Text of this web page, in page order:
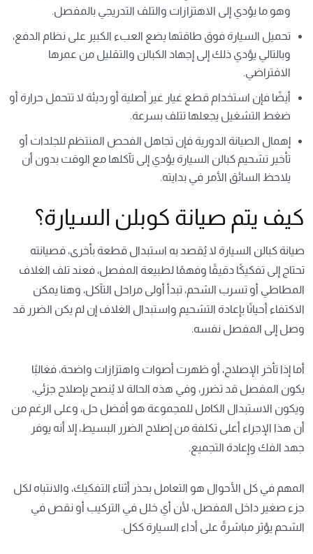
وهو ما يؤدي إلى الاهتزازات والتلف التدريجي بالمفصل.
تحميل السيارة فوق طاقتها يضع العبء الكبير على نظام الدفع،
وبالتالي يؤدي ذلك إلى إجهاد الكبالن والتقليل من عمرها
الافتراضي.
أيضًا فإن استخدام قطع غيار غير أصلية أو رديئة لا تتحمل حرارة أو
ضغط التشغيل يجعلها تتلف بسرعة.
إهمال الصيانة الدورية فإن تجاهل الفحص المنتظم للجلدات أو
تأخير تشحيم كبالن السيارة يؤدي إلى تآكلها مع الوقت بدون أن
يلاحظ السائق الأمر في بدايته.
كيف يتم صيانة كوبلن السيارة؟
صيانة كبالن السيارة لا يُقصد به استبدال قطعة بأخرى، فصيانته
تحتاج إلى تفكيكًا دقيقًا وفهمًا لطبيعة المفصل، فعند تلف الغلاف
المطاطي أو تسرب الشحم، تبدأ أولى مراحل التآكل، وهنا يمكن
الاكتفاء أحيانًا بإعادة التشحيم واستبدال الغلاف إن لم يكن الضرر قد
وصل إلى المفصل نفسه.
أما إذا تأخر الإصلاح، أو ظهرت أصوات واهتزازات واضحة، فغالبًا
يكون المفصل قد تضرر، وفي هذه الحالة لا يُنصح بإصلاح جزئي،
ويكون الاستبدال الكامل للمجموعة هو أفضل حل، وعلى الرغم من
أن هذا الإجراء أعلى تكلفة من إصلاح الضرر البسيط، إلا أنه يوفر
جهد الفك وإعادة التجميع.
المهم في كل الأحوال هو التعامل بحذر أثناء التفكيك، والانتباه لكل
جزء صغير داخل المفصل، لأن أي خلل في التركيب أو نقص في
الشحم يؤثر مباشرةً على أداء السيارة ككل.